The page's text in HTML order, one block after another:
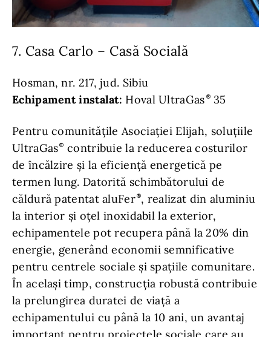
7. Casa Carlo – Casă Socială
Hosman, nr. 217, jud. Sibiu
Echipament instalat: Hoval UltraGas 35
Pentru comunitățile Asociației Elijah, soluțiile
UltraGas
contribuie la reducerea costurilor
de încălzire și la eficiență energetică pe
termen lung. Datorită schimbătorului de
căldură patentat aluFer , realizat din aluminiu
la interior și oțel inoxidabil la exterior,
echipamentele pot recupera până la 20% din
energie, generând economii semnificative
pentru centrele sociale și spațiile comunitare.
În același timp, construcția robustă contribuie
la prelungirea duratei de viață a
echipamentului cu până la 10 ani, un avantaj